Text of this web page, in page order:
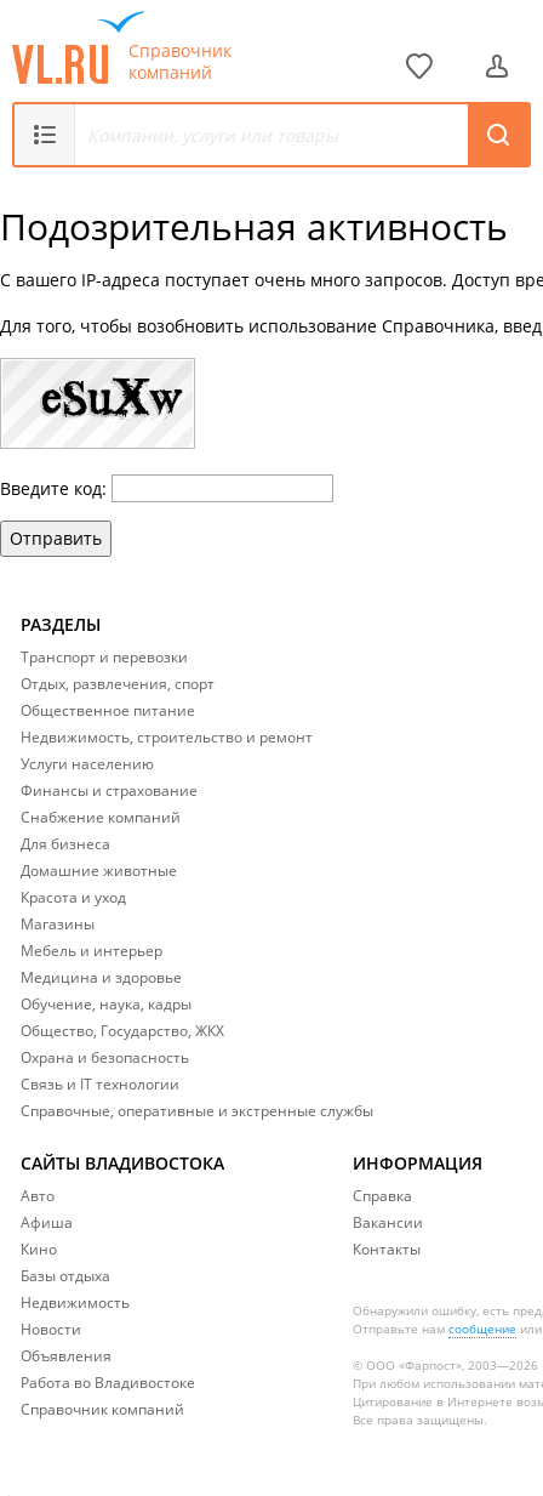
Справочник
компаний
Подозрительная активность
С вашего IP-адреса поступает очень много запросов. Доступ
Для того, чтобы возобновить использование Справочника,
Введите код:
Отправить
РАЗДЕЛЫ
Транспорт и перевозки
Отдых, развлечения, спорт
Общественное питание
Недвижимость, строительство и ремонт
Услуги населению
Финансы и страхование
Снабжение компаний
Для бизнеса
Домашние животные
Красота и уход
Магазины
Мебель и интерьер
Медицина и здоровье
Обучение, наука, кадры
Общество, Государство, ЖКХ
Охрана и безопасность
Связь и IT технологии
Справочные, оперативные и экстренные службы
САЙТЫ ВЛАДИВОСТОКА
Авто
Афиша
Кино
Базы отдыха
Недвижимость
Новости
Объявления
Работа во Владивостоке
Справочник компаний
ИНФОРМАЦИЯ
Справка
Вакансии
Контакты
Обнаружили ошибку, есть
Отправьте нам сообщение
© ООО «Фарпост», 2003—2026
При любом использовании
Цитирование в Интернете
Все права защищены.